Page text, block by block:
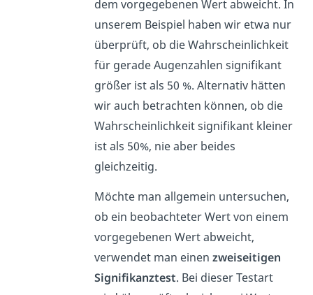
dem vorgegebenen Wert abweicht. In
unserem Beispiel haben wir etwa nur
überprüft, ob die Wahrscheinlichkeit
für gerade Augenzahlen signifikant
größer ist als 50 %. Alternativ hätten
wir auch betrachten können, ob die
Wahrscheinlichkeit signifikant kleiner
ist als 50%, nie aber beides
gleichzeitig.
Möchte man allgemein untersuchen,
ob ein beobachteter Wert von einem
vorgegebenen Wert abweicht,
verwendet man einen zweiseitigen
Signifikanztest. Bei dieser Testart